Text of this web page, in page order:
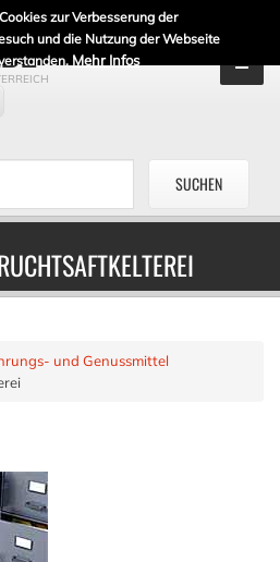
zur Verbesserung der
und die Nutzung der Webseite
Mehr Infos
und Genussmittel